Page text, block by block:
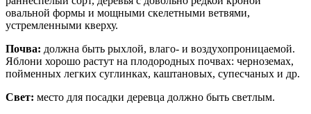
овальной формы и мощными скелетными ветвями,
устремленными кверху.
Почва: должна быть рыхлой, влаго- и воздухопроницаемой.
Яблони хорошо растут на плодородных почвах: черноземах,
пойменных легких суглинках, каштановых, супесчаных и др.
Свет: место для посадки деревца должно быть светлым.